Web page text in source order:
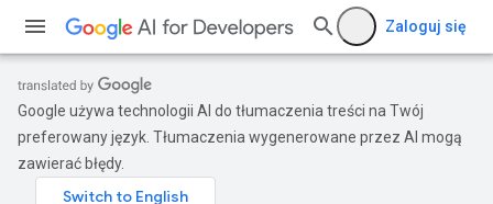
Zaloguj się
Google używa technologii AI do tłumaczenia treści na Twój
preferowany język. Tłumaczenia wygenerowane przez AI mogą
zawierać błędy.